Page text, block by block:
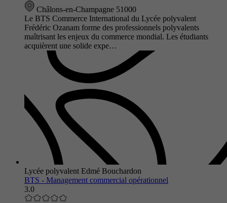
Châlons-en-Champagne 51000
Le BTS Commerce International du Lycée polyvalent
Frédéric Ozanam forme des professionnels polyvalents
maîtrisant les enjeux du commerce mondial. Les étudiants
acquièrent une solide expe…
Lycée polyvalent Edmé Bouchardon
BTS - Management commercial opérationnel
3.0